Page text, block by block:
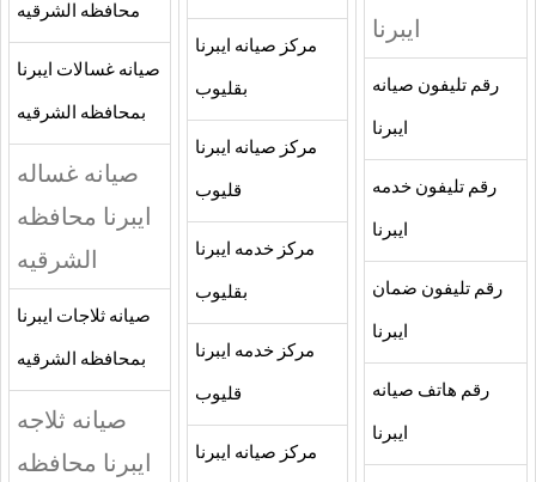
ايبرنا
رقم تليفون صيانه
ايبرنا
رقم تليفون خدمه
ايبرنا
رقم تليفون ضمان
ايبرنا
رقم هاتف صيانه
ايبرنا
مركز صيانه ايبرنا
بقليوب
مركز صيانه ايبرنا
قليوب
مركز خدمه ايبرنا
بقليوب
مركز خدمه ايبرنا
قليوب
مركز صيانه ايبرنا
محافظه الشرقيه
صيانه غسالات ايبرنا
بمحافظه الشرقيه
صيانه غساله
ايبرنا محافظه
الشرقيه
صيانه ثلاجات ايبرنا
بمحافظه الشرقيه
صيانه ثلاجه
ايبرنا محافظه